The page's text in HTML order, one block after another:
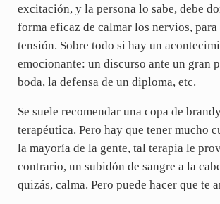
excitación, y la persona lo sabe, debe
forma eficaz de calmar los nervios,
tensión. Sobre todo si hay un
emocionante: un discurso ante un gran
boda, la defensa de un diploma, etc.
Se suele recomendar una copa de
terapéutica. Pero hay que tener mucho
la mayoría de la gente, tal terapia le
contrario, un subidón de sangre a la
quizás, calma. Pero puede hacer que te